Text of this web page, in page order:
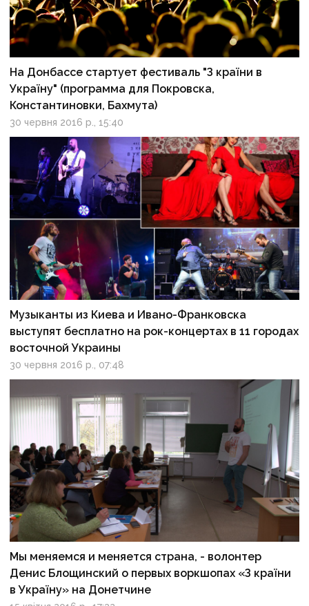
На Донбассе стартует фестиваль "З країни в
Україну" (программа для Покровска,
Константиновки, Бахмута)
30 червня 2016 р., 15:40
Музыканты из Киева и Ивано-Франковска
выступят бесплатно на рок-концертах в 11 городах
восточной Украины
30 червня 2016 р., 07:48
Мы меняемся и меняется страна, - волонтер
Денис Блощинский о первых воркшопах «З країни
в Україну» на Донетчине